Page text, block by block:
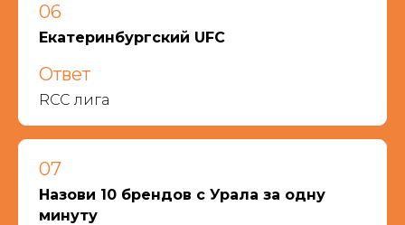
06
Екатеринбургский UFC
Ответ
RCC лига
07
Назови 10 брендов с Урала за одну
минуту